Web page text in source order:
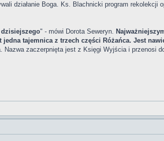
działanie Boga. Ks. Blachnicki program rekolekcji
dzisiejszego" - mówi Dorota Seweryn.
tajemnica z trzech części Różańca. Jest
zaczerpnięta jest z Księgi Wyjścia i przenosi